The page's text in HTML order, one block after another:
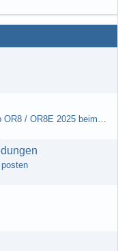
[13.06.-15.06.2025] 5ter Lauf HessenCup OR8 / OR8E 2025 beim MSC Ober-Mörlen e.V.